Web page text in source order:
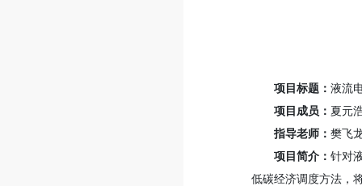
项目标题： 液流
项目成员： 夏元
指导老师： 樊飞
项目简介： 针对
低碳经济调度方法，